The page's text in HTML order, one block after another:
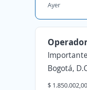
Ayer
Bogotá,
$